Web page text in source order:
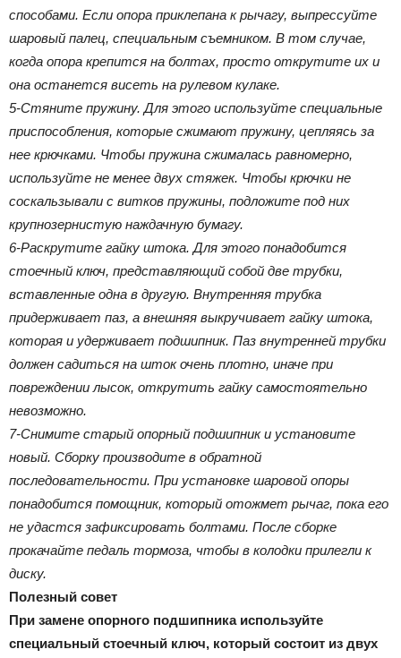
способами. Если опора приклепана к рычагу, выпрессуйте
шаровый палец, специальным съемником. В том случае,
когда опора крепится на болтах, просто открутите их и
она останется висеть на рулевом кулаке.
5-Стяните пружину. Для этого используйте специальные
приспособления, которые сжимают пружину, цепляясь за
нее крючками. Чтобы пружина сжималась равномерно,
используйте не менее двух стяжек. Чтобы крючки не
соскальзывали с витков пружины, подложите под них
крупнозернистую наждачную бумагу.
6-Раскрутите гайку штока. Для этого понадобится
стоечный ключ, представляющий собой две трубки,
вставленные одна в другую. Внутренняя трубка
придерживает паз, а внешняя выкручивает гайку штока,
которая и удерживает подшипник. Паз внутренней трубки
должен садиться на шток очень плотно, иначе при
повреждении лысок, открутить гайку самостоятельно
невозможно.
7-Снимите старый опорный подшипник и установите
новый. Сборку производите в обратной
последовательности. При установке шаровой опоры
понадобится помощник, который отожмет рычаг, пока его
не удастся зафиксировать болтами. После сборке
прокачайте педаль тормоза, чтобы в колодки прилегли к
диску.
Полезный совет
При замене опорного подшипника используйте
специальный стоечный ключ, который состоит из двух